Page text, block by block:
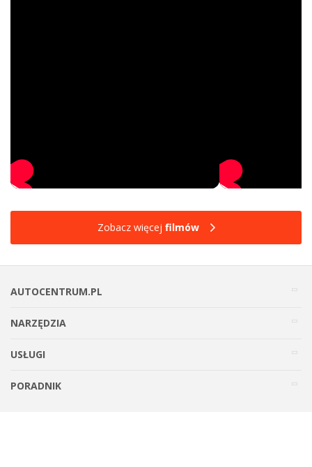
Zobacz więcej filmów
AUTOCENTRUM.PL
NARZĘDZIA
USŁUGI
PORADNIK